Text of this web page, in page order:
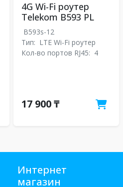
4G Wi-Fi роутер
Telekom B593 PL
B593s-12
Тип: LTE Wi-Fi роутер
Кол-во портов RJ45: 4
17 900 ₸
Интернет
магазин